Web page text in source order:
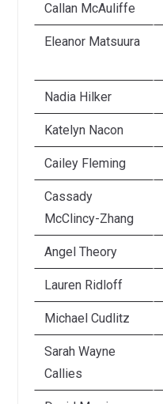
Callan McAuliffe
Eleanor Matsuura
Nadia Hilker
Katelyn Nacon
Cailey Fleming
Cassady
McClincy-Zhang
Angel Theory
Lauren Ridloff
Michael Cudlitz
Sarah Wayne
Callies